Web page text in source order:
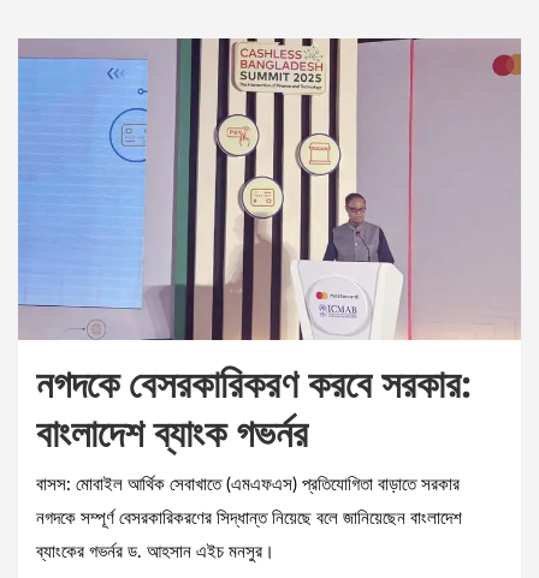
নগদকে বেসরকারিকরণ করবে সরকার:
বাংলাদেশ ব্যাংক গভর্নর
বাসস: মোবাইল আর্থিক সেবাখাতে (এমএফএস) প্রতিযোগিতা বাড়াতে সরকার
নগদকে সম্পূর্ণ বেসরকারিকরণের সিদ্ধান্ত নিয়েছে বলে জানিয়েছেন বাংলাদেশ
ব্যাংকের গভর্নর ড. আহসান এইচ মনসুর।